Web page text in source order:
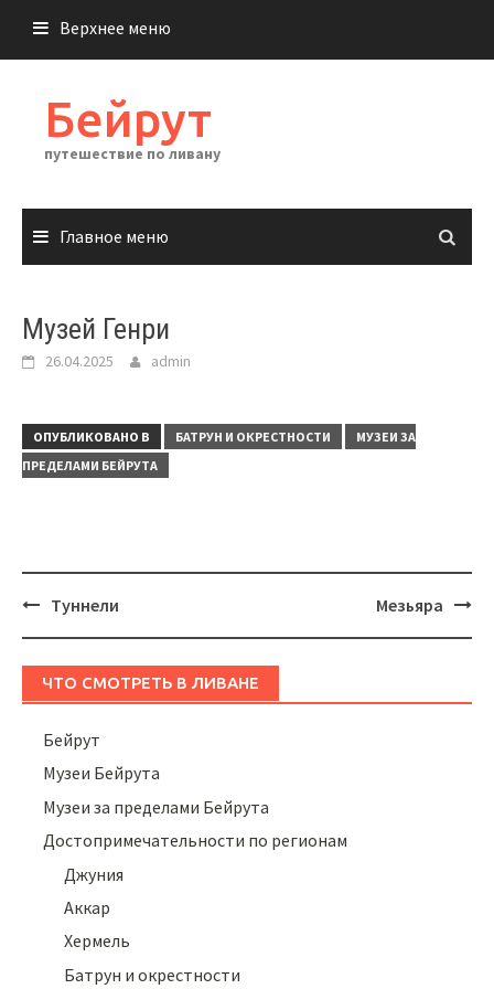
содержимому
Верхнее меню
Бейрут
путешествие по ливану
Главное меню
Музей Генри
26.04.2025 admin
ОПУБЛИКОВАНО В БАТРУН И ОКРЕСТНОСТИ
МУЗЕИ ЗА
ПРЕДЕЛАМИ БЕЙРУТА
Навигация
Туннели Мезьяра
ЧТО СМОТРЕТЬ В ЛИВАНЕ
Бейрут
Музеи Бейрута
Музеи за пределами Бейрута
Достопримечательности по регионам
Джуния
Аккар
Хермель
Батрун и окрестности